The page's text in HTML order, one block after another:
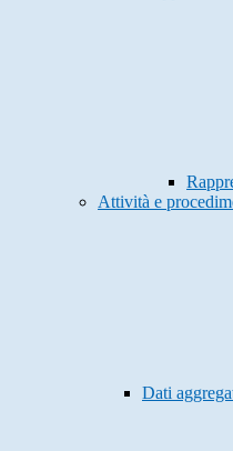
Attività e
Dati